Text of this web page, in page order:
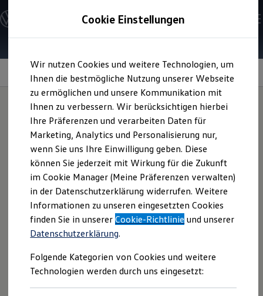
Hauptinhalt
springen
Footer
springen
Modelle und Konfigurator
Konfigurator
Modelle vergleichen
Elektroautos
ENERGY Sondermodelle
Nutzfahrzeuge
SUV und CUV
Familienautos
Kombis
Kompaktwagen
Sportwagen
Schnell verfügbare Fahrzeuge
Angebote und Produkte
Aktuelle Angebote
E-Auto-Förderung
Volkswagen Marktplatz
Die ENERGY Sondermodelle
Junge Gebrauchtwagen und Gebrauchtwagen
Volkswagen Zertifizierte Gebrauchtwagen
Elektromobilität bei Gebrauchtwagen
Saisonangebote
Reifenpakete
Leasing
Leasing-Angebote
Kindersitz und
Sitzunterlagefür Ihren
Passatoder Passat
Variant
Volkswagen Zubehörgibt es nicht nur Kindersitze, die
mit Rückenschutz. Mehr zum Thema Kindersitze können Sie
auf unserer SeiteFahren mit Kindern und Jugendlichen
nachlesen.
Cookie Einstellungen
Wir nutzen Cookies und weitere Technologien, um
Ihnen die bestmögliche Nutzung unserer Webseite
zu ermöglichen und unsere Kommunikation mit
Ihnen zu verbessern. Wir berücksichtigen hierbei
Ihre Präferenzen und verarbeiten Daten für
Marketing, Analytics und Personalisierung nur,
wenn Sie uns Ihre Einwilligung geben. Diese
können Sie jederzeit mit Wirkung für die Zukunft
im Cookie Manager (Meine Präferenzen verwalten)
in der Datenschutzerklärung widerrufen. Weitere
Informationen zu unseren eingesetzten Cookies
finden Sie in unsererCookie-Richtlinie und unserer
Datenschutzerklärung.
Folgende Kategorien von Cookies und weitere
Technologien werden durch uns eingesetzt: